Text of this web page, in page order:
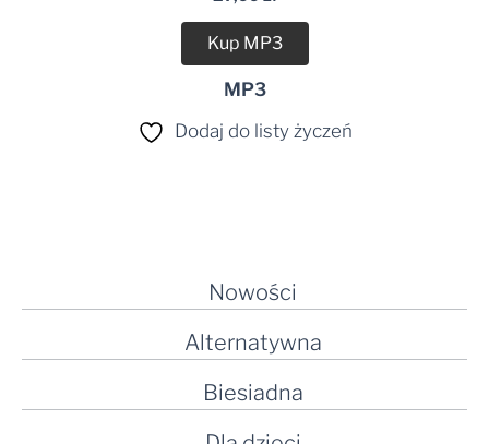
Nowości
Alternatywna
Biesiadna
Kup MP3
MP3
Dodaj do listy życzeń